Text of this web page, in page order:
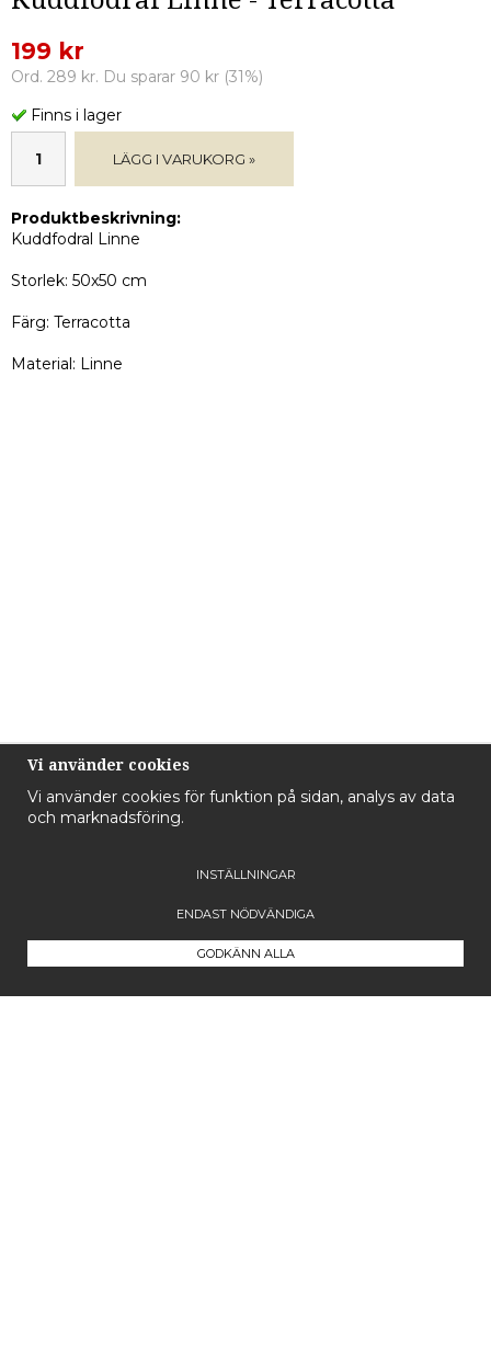
199 kr
Ord. 289 kr. Du sparar 90 kr (31%)
Finns i lager
LÄGG I VARUKORG »
Produktbeskrivning:
Kuddfodral Linne
Storlek: 50x50 cm
Färg: Terracotta
Material: Linne
Vi använder cookies
Vi använder cookies för funktion på sidan, analys av data
och marknadsföring.
INSTÄLLNINGAR
ENDAST NÖDVÄNDIGA
GODKÄNN ALLA